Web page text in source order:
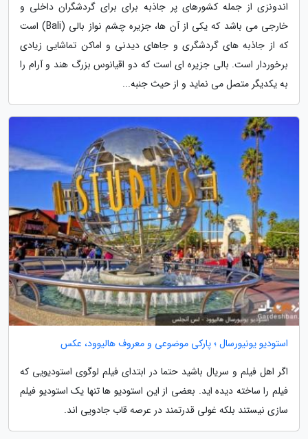
اندونزی از جمله کشورهای پر جاذبه برای برای گردشگران داخلی و
خارجی می باشد که یکی از آن ها، جزیره چشم نواز بالی (Bali) است
که از جاذبه های گردشگری و جاهای دیدنی و اماکن تماشایی زیادی
برخوردار است. بالی جزیره ای است که دو اقیانوس بزرگ هند و آرام را
به یکدیگر متصل می نماید و از حیث جنبه...
استودیو یونیورسال ؛ پارکی موضوعی و معروف هالیوود، عکس
اگر اهل فیلم و سریال باشید حتما در ابتدای فیلم لوگوی استودیویی که
فیلم را ساخته دیده اید. بعضی از این استودیو ها تنها یک استودیو فیلم
سازی نیستند بلکه غولی قدرتمند در عرصه قاب جادویی اند.